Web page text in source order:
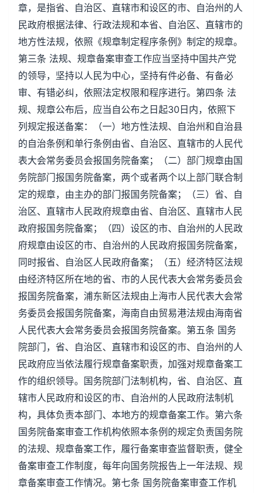
章，是指省、自治区、直辖市和设区的市、自治州的人
民政府根据法律、行政法规和本省、自治区、直辖市的
地方性法规，依照《规章制定程序条例》制定的规章。
第三条 法规、规章备案审查工作应当坚持中国共产党
的领导，坚持以人民为中心，坚持有件必备、有备必
审、有错必纠，依照法定权限和程序进行。第四条 法
规、规章公布后，应当自公布之日起30日内，依照下
列规定报送备案：（一）地方性法规、自治州和自治县
的自治条例和单行条例由省、自治区、直辖市的人民代
表大会常务委员会报国务院备案；（二）部门规章由国
务院部门报国务院备案，两个或者两个以上部门联合制
定的规章，由主办的部门报国务院备案；（三）省、自
治区、直辖市人民政府规章由省、自治区、直辖市人民
政府报国务院备案；（四）设区的市、自治州的人民政
府规章由设区的市、自治州的人民政府报国务院备案，
同时报省、自治区人民政府备案；（五）经济特区法规
由经济特区所在地的省、市的人民代表大会常务委员会
报国务院备案，浦东新区法规由上海市人民代表大会常
务委员会报国务院备案，海南自由贸易港法规由海南省
人民代表大会常务委员会报国务院备案。第五条 国务
院部门，省、自治区、直辖市和设区的市、自治州的人
民政府应当依法履行规章备案职责，加强对规章备案工
作的组织领导。国务院部门法制机构，省、自治区、直
辖市人民政府和设区的市、自治州的人民政府法制机
构，具体负责本部门、本地方的规章备案工作。第六条
国务院备案审查工作机构依照本条例的规定负责国务院
的法规、规章备案工作，履行备案审查监督职责，健全
备案审查工作制度，每年向国务院报告上一年法规、规
章备案审查工作情况。第七条 国务院备案审查工作机